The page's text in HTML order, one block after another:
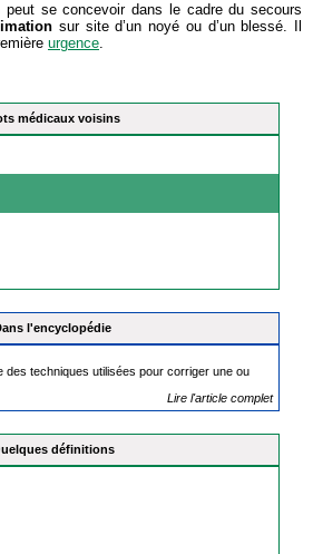
médicaux voisins
l'encyclopédie
des techniques utilisées pour corriger une ou
Lire l'article complet
définitions
peut se concevoir dans le cadre du secours
sur site d’un noyé ou d’un blessé. Il
urgence.